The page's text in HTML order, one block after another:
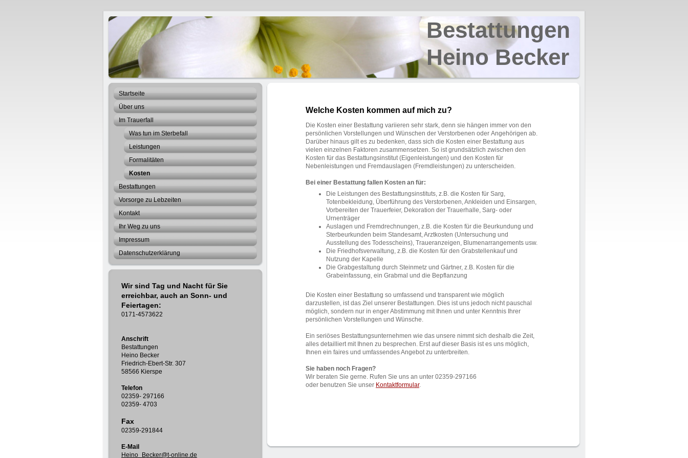
Bestattungen
Heino Becker
Startseite
Über uns
Im Trauerfall
Was tun im Sterbefall
Leistungen
Formalitäten
Kosten
Bestattungen
Vorsorge zu Lebzeiten
Kontakt
Ihr Weg zu uns
Impressum
Datenschutzerklärung
Wir sind Tag und Nacht für Sie
erreichbar, auch an Sonn- und
Feiertagen:
0171-4573622
Anschrift
Bestattungen
Heino Becker
Friedrich-Ebert-Str. 307
58566 Kierspe
Telefon
02359- 297166
02359- 4703
Fax
02359-291844
E-Mail
Heino_Becker@t-online.de
Welche Kosten kommen auf mich zu?
Die Kosten einer Bestattung variieren sehr stark, denn sie hängen immer von den
persönlichen Vorstellungen und Wünschen der Verstorbenen oder Angehörigen ab.
Darüber hinaus gilt es zu bedenken, dass sich die Kosten einer Bestattung aus
vielen einzelnen Faktoren zusammensetzen. So ist grundsätzlich zwischen den
Kosten für das Bestattungsinstitut (Eigenleistungen) und den Kosten für
Nebenleistungen und Fremdauslagen (Fremdleistungen) zu unterscheiden.
Bei einer Bestattung fallen Kosten an für:
Die Leistungen des Bestattungsinstituts, z.B. die Kosten für Sarg,
Totenbekleidung, Überführung des Verstorbenen, Ankleiden und Einsargen,
Vorbereiten der Trauerfeier, Dekoration der Trauerhalle, Sarg- oder
Urnenträger
Auslagen und Fremdrechnungen, z.B. die Kosten für die Beurkundung und
Sterbeurkunden beim Standesamt, Arztkosten (Untersuchung und
Ausstellung des Todesscheins), Traueranzeigen, Blumenarrangements usw.
Die Friedhofsverwaltung, z.B. die Kosten für den Grabstellenkauf und
Nutzung der Kapelle
Die Grabgestaltung durch Steinmetz und Gärtner, z.B. Kosten für die
Grabeinfassung, ein Grabmal und die Bepflanzung
Die Kosten einer Bestattung so umfassend und transparent wie möglich
darzustellen, ist das Ziel unserer Bestattungen. Dies ist uns jedoch nicht pauschal
möglich, sondern nur in enger Abstimmung mit Ihnen und unter Kenntnis Ihrer
persönlichen Vorstellungen und Wünsche.
Ein seriöses Bestattungsunternehmen wie das unsere nimmt sich deshalb die Zeit,
alles detailliert mit Ihnen zu besprechen. Erst auf dieser Basis ist es uns möglich,
Ihnen ein faires und umfassendes Angebot zu unterbreiten.
Sie haben noch Fragen?
Wir beraten Sie gerne. Rufen Sie uns an unter 02359-297166
oder benutzen Sie unser Kontaktformular.